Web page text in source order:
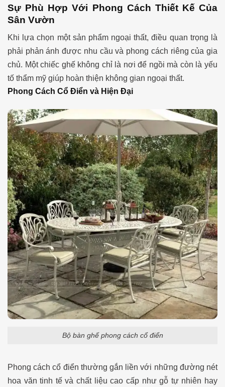
Sự Phù Hợp Với Phong Cách Thiết Kế Của
Sân Vườn
Khi lựa chọn một sản phẩm ngoại thất, điều quan trọng là
phải phản ánh được nhu cầu và phong cách riêng của gia
chủ. Một chiếc ghế không chỉ là nơi để ngồi mà còn là yếu
tố thẩm mỹ giúp hoàn thiện không gian ngoại thất.
Phong Cách Cổ Điển và Hiện Đại
Bộ bàn ghế phong cách cổ điển
Phong cách cổ điển thường gắn liền với những đường nét
hoa văn tinh tế và chất liệu cao cấp như gỗ tự nhiên hay